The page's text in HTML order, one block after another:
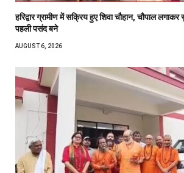
हरिद्वार ग्रामीण में सक्रिय हुए शिवा चौहान, चौपाल लगाकर
पहली पसंद बने
AUGUST 6, 2026